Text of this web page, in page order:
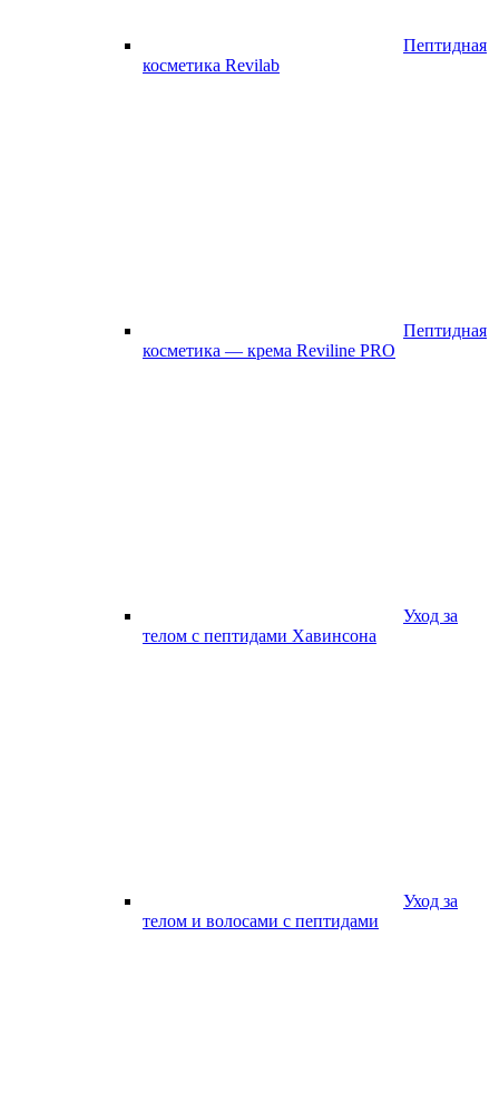
Пептидная
косметика Revilab
Пептидная
косметика — крема Reviline PRO
Уход за
телом с пептидами Хавинсона
Уход за
телом и волосами с пептидами